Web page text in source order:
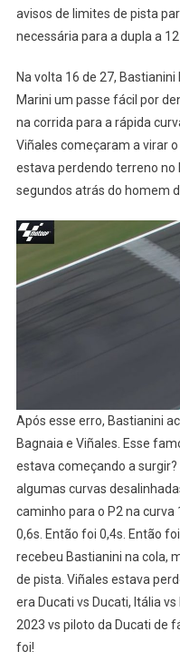
avisos de limites de pista
necessária para a dupla a 12
Na volta 16 de 27,
Marini um passe fácil por
na corrida para a rápida
Viñales começaram a virar
estava perdendo terreno no
segundos atrás do homem
Após esse erro, Bastianini
Bagnaia e Viñales. Esse
estava começando a
algumas curvas
caminho para o P2 na curva
0,6s. Então foi 0,4s. Então
recebeu Bastianini na cola,
de pista. Viñales estava
era Ducati vs Ducati, Itália
2023 vs piloto da Ducati de
foi!